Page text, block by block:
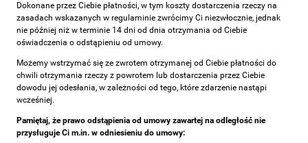
Dokonane przez Ciebie płatności, w tym koszty dostarczenia rzeczy na
zasadach wskazanych w regulaminie zwrócimy Ci niezwłocznie, jednak
nie później niż w terminie 14 dni od dnia otrzymania od Ciebie
oświadczenia o odstąpieniu od umowy.
Możemy wstrzymać się ze zwrotem otrzymanej od Ciebie płatności do
chwili otrzymania rzeczy z powrotem lub dostarczenia przez Ciebie
dowodu jej odesłania, w zależności od tego, które zdarzenie nastąpi
wcześniej.
Pamiętaj, że prawo odstąpienia od umowy zawartej na odległość nie
przysługuje Ci m.in. w odniesieniu do umowy: